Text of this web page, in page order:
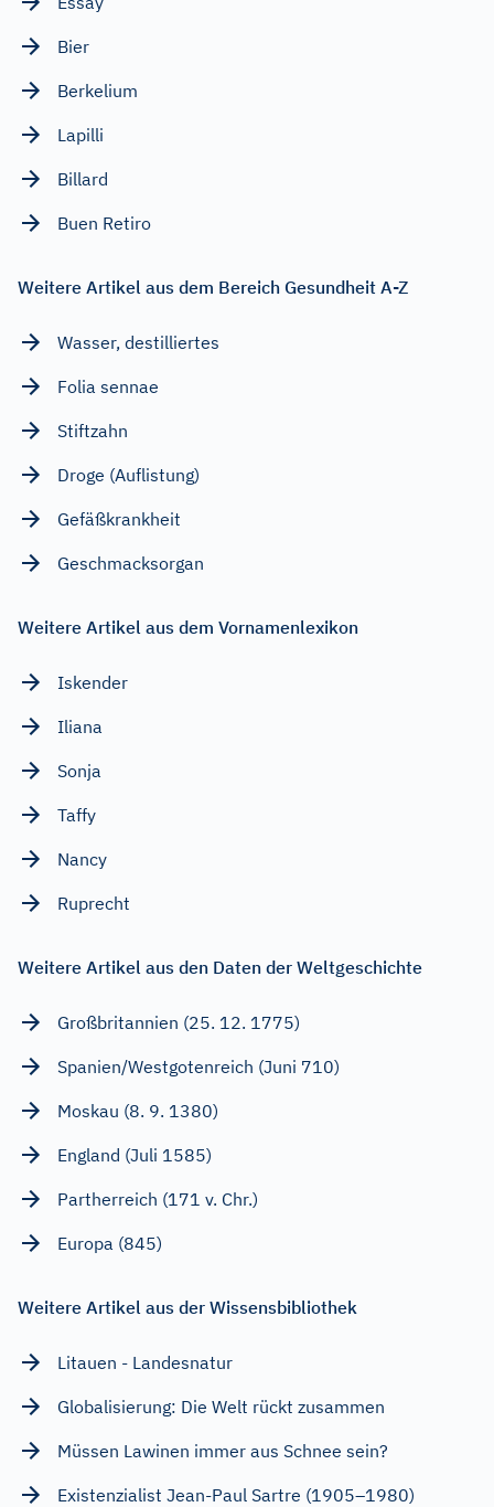
Bier
Berkelium
Lapilli
Billard
Buen Retiro
Weitere Artikel aus dem Bereich Gesundheit A-Z
Wasser, destilliertes
Folia sennae
Stiftzahn
Droge (Auflistung)
Gefäßkrankheit
Geschmacksorgan
Weitere Artikel aus dem Vornamenlexikon
Iskender
Iliana
Sonja
Taffy
Nancy
Ruprecht
Weitere Artikel aus den Daten der Weltgeschichte
Großbritannien (25. 12. 1775)
Spanien/Westgotenreich (Juni 710)
Moskau (8. 9. 1380)
England (Juli 1585)
Partherreich (171 v. Chr.)
Europa (845)
Weitere Artikel aus der Wissensbibliothek
Litauen - Landesnatur
Globalisierung: Die Welt rückt zusammen
Müssen Lawinen immer aus Schnee sein?
Existenzialist Jean-Paul Sartre (1905–1980)